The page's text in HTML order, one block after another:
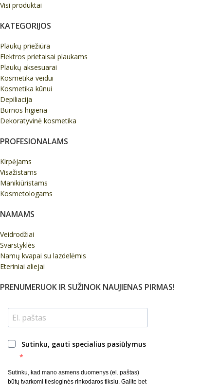
Visi produktai
KATEGORIJOS
Plaukų priežiūra
Elektros prietaisai plaukams
Plaukų aksesuarai
Kosmetika veidui
Kosmetika kūnui
Depiliacija
Burnos higiena
Dekoratyvinė kosmetika
PROFESIONALAMS
Kirpėjams
Visažistams
Manikiūristams
Kosmetologams
NAMAMS
Veidrodžiai
Svarstyklės
Namų kvapai su lazdelėmis
Eteriniai aliejai
PRENUMERUOK IR SUŽINOK NAUJIENAS PIRMAS!
Sutinku, gauti specialius pasiūlymus
Sutinku, kad mano asmens duomenys (el. paštas)
būtų tvarkomi tiesioginės rinkodaros tikslu. Galite bet